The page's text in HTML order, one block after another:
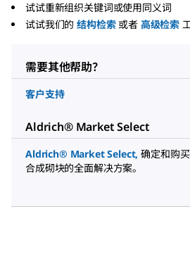
试试重新组织关键词或使用同义词
试试我们的 结构检索 或者 高级检索
需要其他帮助？
客户支持
Aldrich® Market Select
Aldrich® Market Select, 确定和购
合成砌块的全面解决方案。